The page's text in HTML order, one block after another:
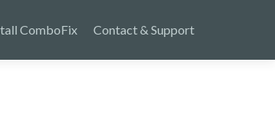
ComboFix Contact & Support